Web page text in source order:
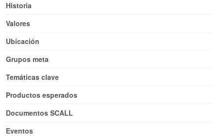
Historia
Valores
Ubicación
Grupos meta
Temáticas clave
Productos esperados
Documentos SCALL
Eventos